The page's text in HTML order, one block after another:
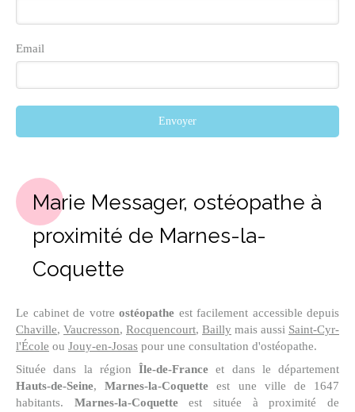
Email
Envoyer
Marie Messager, ostéopathe à
proximité de Marnes-la-
Coquette
Le cabinet de votre ostéopathe est facilement accessible depuis
Chaville, Vaucresson, Rocquencourt, Bailly mais aussi Saint-Cyr-
l'École ou Jouy-en-Josas pour une consultation d'ostéopathe.
Située dans la région Île-de-France et dans le département
Hauts-de-Seine,Marnes-la-Coquette est une ville de 1647
habitants. Marnes-la-Coquetteest située à proximité de